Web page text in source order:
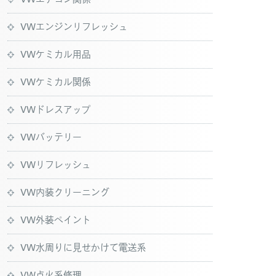
VWエンジンリフレッシュ
VWケミカル用品
VWケミカル関係
VWドレスアップ
VWバッテリー
VWリフレッシュ
VW内装クリーニング
VW外装ペイント
VW水周りに見せかけて電送系